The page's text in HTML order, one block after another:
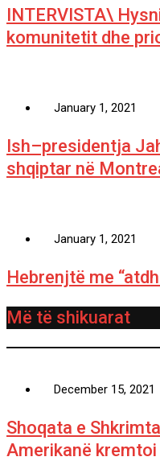
INTERVISTA\
komunitetit dhe
January 1, 2021
Ish–presidentja
shqiptar në
January 1, 2021
Hebrenjtë me
Më të shikuarat
December 15, 2021
Shoqata e
Amerikanë